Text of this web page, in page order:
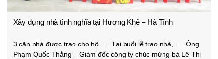
Xây dựng nhà tình nghĩa tại Hương Khê – Hà Tĩnh
3 căn nhà được trao cho hộ …. Tại buổi lễ trao nhà, …. Ông
Phạm Quốc Thắng – Giám đốc công ty chúc mừng bà Lê Thị